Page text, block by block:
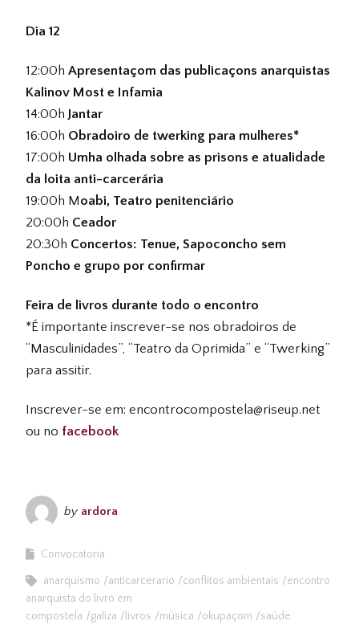
Dia 12
12:00h Apresentaçom das publicaçons anarquistas
Kalinov Most e Infamia
14:00h Jantar
16:00h Obradoiro de twerking para mulheres*
17:00h Umha olhada sobre as prisons e atualidade
da loita anti-carcerária
19:00h Moabi, Teatro penitenciário
20:00h Ceador
20:30h Concertos: Tenue, Sapoconcho sem
Poncho e grupo por confirmar
Feira de livros durante todo o encontro
*É importante inscrever-se nos obradoiros de
“Masculinidades”, “Teatro da Oprimida” e “Twerking”
para assitir.
Inscrever-se em: encontrocompostela@riseup.net
ou no facebook
by ardora
Convocatoria
anarquismo anticarcerario conflitos ambientais
encontro
anarquista do livro em
compostela
galiza livros música okupaçom
saúde